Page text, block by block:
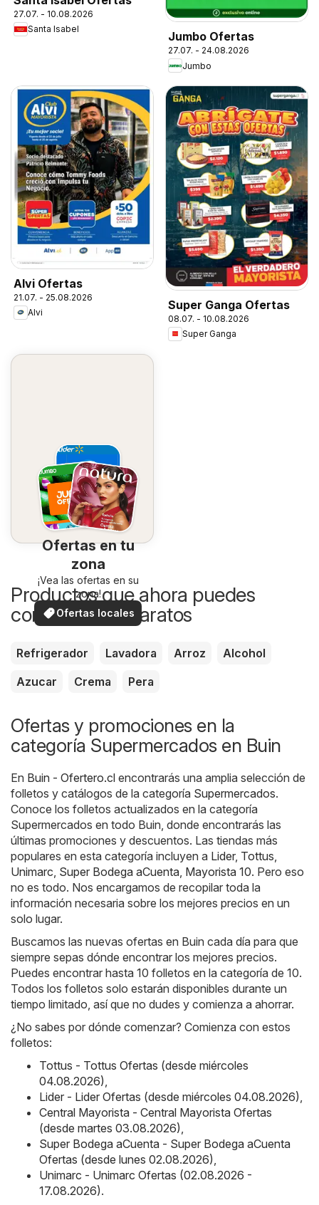
27.07. - 10.08.2026
Santa Isabel
Jumbo Ofertas
27.07. - 24.08.2026
Jumbo
Alvi Ofertas
21.07. - 25.08.2026
Alvi
Super Ganga Ofertas
08.07. - 10.08.2026
Super Ganga
Ofertas en tu
zona
¡Vea las ofertas en su
zona!
Ofertas locales
Productos que ahora puedes
comprar más baratos
Refrigerador Lavadora Arroz
Alcohol
Azucar
Crema Pera
Ofertas y promociones en la
categoría Supermercados en Buin
En Buin - Ofertero.cl encontrarás una amplia selección de
folletos y catálogos de la categoría Supermercados.
Conoce los folletos actualizados en la categoría
Supermercados en todo Buin, donde encontrarás las
últimas promociones y descuentos. Las tiendas más
populares en esta categoría incluyen a Lider, Tottus
Unimarc Super Bodega aCuenta Mayorista 10. Pero eso
no es todo. Nos encargamos de recopilar toda la
información necesaria sobre los mejores precios en un
solo lugar.
Buscamos las nuevas ofertas en Buin cada día para que
siempre sepas dónde encontrar los mejores precios.
Puedes encontrar hasta 10 folletos en la categoría de 10.
Todos los folletos solo estarán disponibles durante un
tiempo limitado, así que no dudes y comienza a ahorrar.
¿No sabes por dónde comenzar? Comienza con estos
folletos:
Tottus - Tottus Ofertas (desde miércoles
04.08.2026)
Lider - Lider Ofertas (desde miércoles 04.08.2026)
Central Mayorista - Central Mayorista Ofertas
(desde martes 03.08.2026)
Super Bodega aCuenta - Super Bodega aCuenta
Ofertas (desde lunes 02.08.2026)
Unimarc - Unimarc Ofertas (02.08.2026 -
17.08.2026).